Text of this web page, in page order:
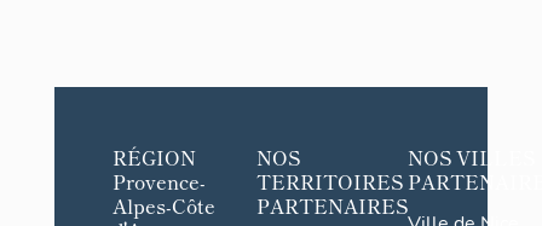
RÉGION
Provence-
Alpes-Côte
NOS
TERRITOIRES
PARTENAIRES
NOS VILLES